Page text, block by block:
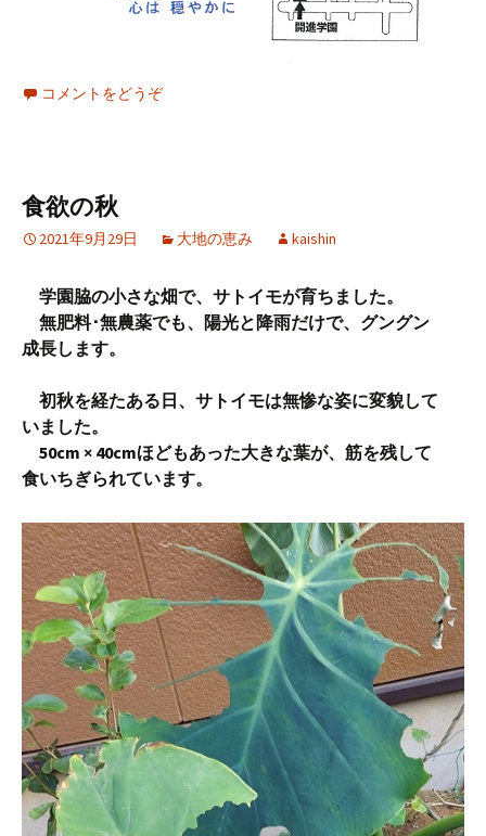
コメントをどうぞ
食欲の秋
2021年9月29日 大地の恵み kaishin
学園脇の小さな畑で、サトイモが育ちました。
無肥料･無農薬でも、陽光と降雨だけで、グングン
成長します。
初秋を経たある日、サトイモは無惨な姿に変貌して
いました。
50cm × 40cmほどもあった大きな葉が、筋を残して
食いちぎられています。